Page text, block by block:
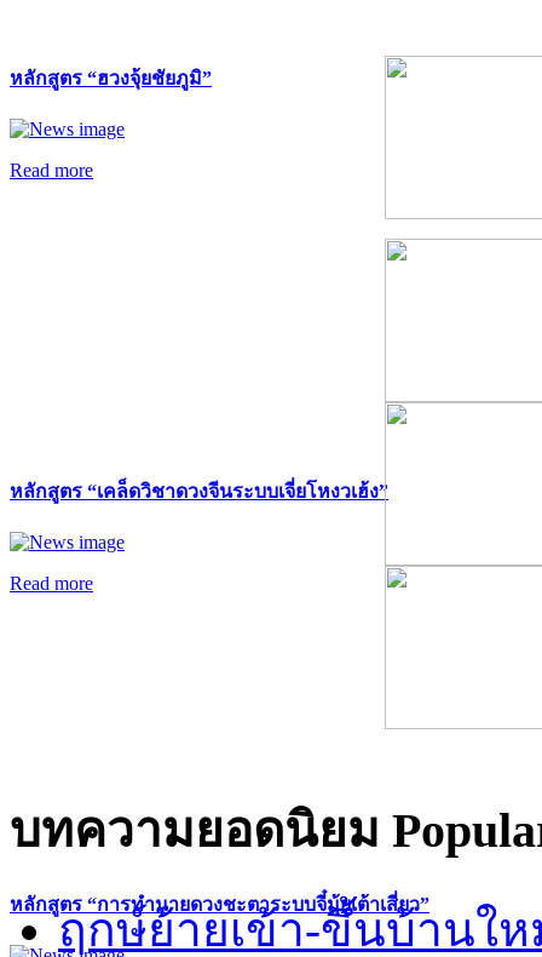
หลักสูตร “ฮวงจุ้ยชัยภูมิ”
Read more
หลักสูตร “เคล็ดวิชาดวงจีนระบบเจี่ยโหงวเฮ้ง”
Read more
หลักสูตร “การทำนายดวงชะตาระบบจี๋มุ้ยเต้าเสี่ยว”
บทความยอดนิยม
ฤกษ์ย้ายเข้า-ขึ้นบ้านให